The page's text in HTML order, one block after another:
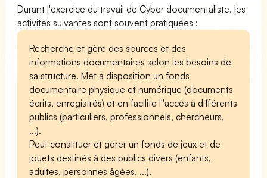
Durant l'exercice du travail de Cyber documentaliste, les
activités suivantes sont souvent pratiquées :
Recherche et gère des sources et des
informations documentaires selon les besoins de
sa structure. Met à disposition un fonds
documentaire physique et numérique (documents
écrits, enregistrés) et en facilite l''accès à différents
publics (particuliers, professionnels, chercheurs,
...).
Peut constituer et gérer un fonds de jeux et de
jouets destinés à des publics divers (enfants,
adultes, personnes âgées, ...).